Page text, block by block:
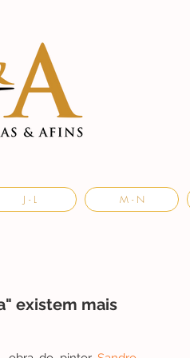
J - L M - N
existem mais